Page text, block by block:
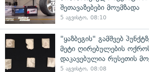
შეთავაზებები მოუმზადა
5 აგვისტო, 08:10
"ყაზბეგის" გამშვებ
მეტი ღირებულების
დაკავებულია რუსეთის
5 აგვისტო, 08:08